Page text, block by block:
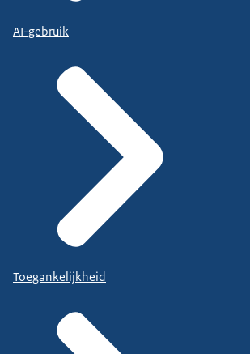
AI-gebruik
Toegankelijkheid